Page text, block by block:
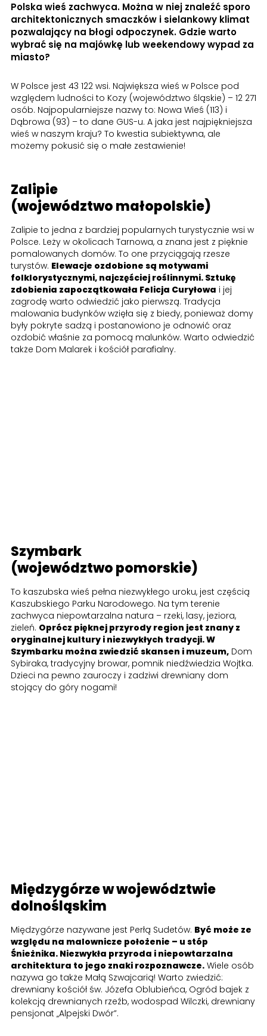
Polska wieś zachwyca. Można w niej znaleźć sporo
architektonicznych smaczków i sielankowy klimat
pozwalający na błogi odpoczynek. Gdzie warto
wybrać się na majówkę lub weekendowy wypad za
miasto?
W Polsce jest 43 122 wsi. Największa wieś w Polsce pod
względem ludności to Kozy (województwo śląskie) – 12 271
osób. Najpopularniejsze nazwy to: Nowa Wieś (113) i
Dąbrowa (93) – to dane GUS-u. A jaka jest najpiękniejsza
wieś w naszym kraju? To kwestia subiektywna, ale
możemy pokusić się o małe zestawienie!
Zalipie
(województwo małopolskie)
Zalipie to jedna z bardziej popularnych turystycznie wsi w
Polsce. Leży w okolicach Tarnowa, a znana jest z pięknie
pomalowanych domów. To one przyciągają rzesze
turystów. Elewacje ozdobione są motywami
folklorystycznymi, najczęściej roślinnymi. Sztukę
zdobienia zapoczątkowała Felicja Curyłowa i jej
zagrodę warto odwiedzić jako pierwszą. Tradycja
malowania budynków wzięła się z biedy, ponieważ domy
były pokryte sadzą i postanowiono je odnowić oraz
ozdobić właśnie za pomocą malunków. Warto odwiedzić
także Dom Malarek i kościół parafialny.
Szymbark
(województwo pomorskie)
To kaszubska wieś pełna niezwykłego uroku, jest częścią
Kaszubskiego Parku Narodowego. Na tym terenie
zachwyca niepowtarzalna natura – rzeki, lasy, jeziora,
zieleń. Oprócz pięknej przyrody region jest znany z
oryginalnej kultury i niezwykłych tradycji. W
Szymbarku można zwiedzić skansen i muzeum, Dom
Sybiraka, tradycyjny browar, pomnik niedźwiedzia Wojtka.
Dzieci na pewno zauroczy i zadziwi drewniany dom
stojący do góry nogami!
Międzygórze w województwie
dolnośląskim
Międzygórze nazywane jest Perłą Sudetów. Być może ze
względu na malownicze położenie – u stóp
Śnieżnika. Niezwykła przyroda i niepowtarzalna
architektura to jego znaki rozpoznawcze. Wiele osób
nazywa go także Małą Szwajcarią! Warto zwiedzić:
drewniany kościół św. Józefa Oblubieńca, Ogród bajek z
kolekcją drewnianych rzeźb, wodospad Wilczki, drewniany
pensjonat „Alpejski Dwór”.